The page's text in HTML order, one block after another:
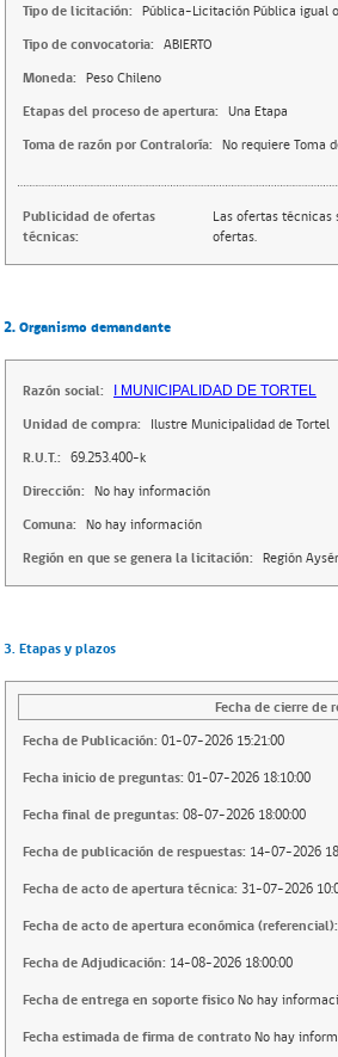
Tipo de licitación: Pública-Licitación Pública igual
Tipo de convocatoria: ABIERTO
Moneda: Peso Chileno
Etapas del proceso de apertura: Una Etapa
Toma de razón por Contraloría: No requiere Toma
Publicidad de ofertas
técnicas:
Las ofertas
ofertas.
2. Organismo demandante
Razón social: I MUNICIPALIDAD DE TORTEL
Unidad de compra: Ilustre Municipalidad de Tortel
R.U.T.: 69.253.400-k
Dirección: No hay información
Comuna: No hay información
Región en que se genera la licitación: Región
3. Etapas y plazos
Fecha de cierre de
Fecha de Publicación: 01-07-2026 15:21:00
Fecha inicio de preguntas: 01-07-2026 18:10:00
Fecha final de preguntas: 08-07-2026 18:00:00
Fecha de publicación de respuestas: 14-07-2026
Fecha de acto de apertura técnica: 31-07-2026
Fecha de acto de apertura económica (referencial):
Fecha de Adjudicación: 14-08-2026 18:00:00
Fecha de entrega en soporte fisicoNo hay
Fecha estimada de firma de contratoNo hay